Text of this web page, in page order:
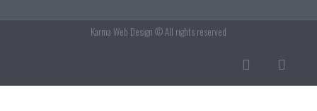
Karma Web Design © All rights reserved